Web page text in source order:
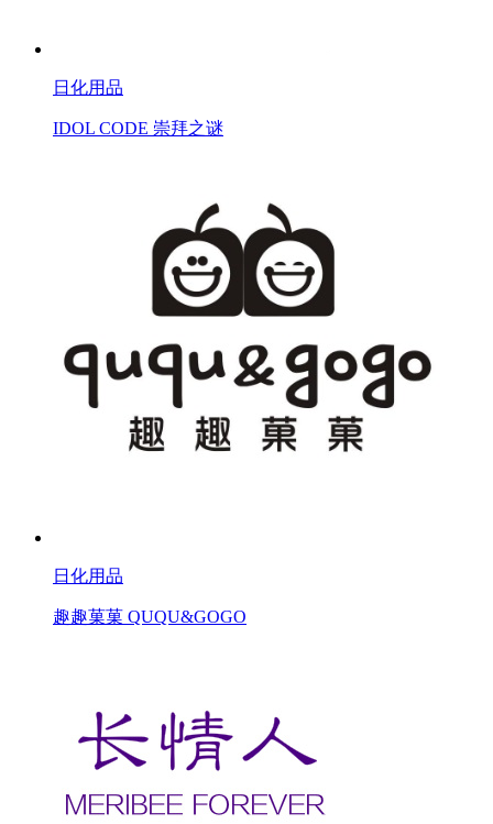
日化用品
IDOL CODE 崇拜之谜
日化用品
趣趣菓菓 QUQU&GOGO